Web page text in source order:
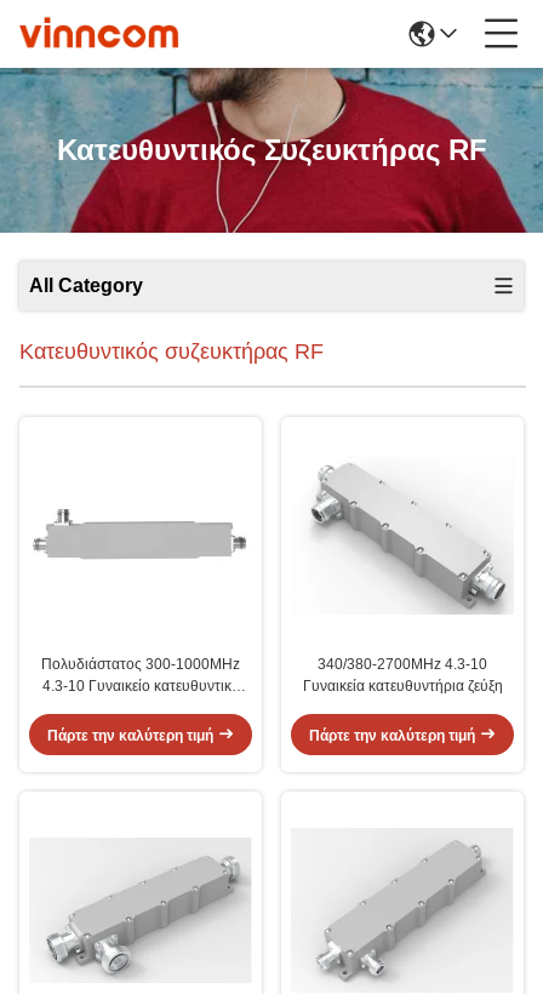
Κατευθυντικός Συζευκτήρας RF
All Category
Κατευθυντικός συζευκτήρας RF
Πολυδιάστατος 300-1000MHz
4.3-10 Γυναικείο κατευθυντικό
Πάρτε την καλύτερη τιμή
340/380-2700MHz 4.3-10
Γυναικεία κατευθυντήρια ζεύξη
Πάρτε την καλύτερη τιμή